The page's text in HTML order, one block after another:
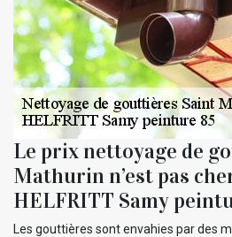
Le prix nettoyage de
Mathurin n’est pas
HELFRITT Samy
Les gouttières sont envahies par des